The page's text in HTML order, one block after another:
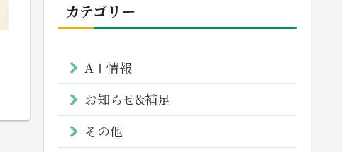
カテゴリー
AⅠ情報
お知らせ&補足
その他